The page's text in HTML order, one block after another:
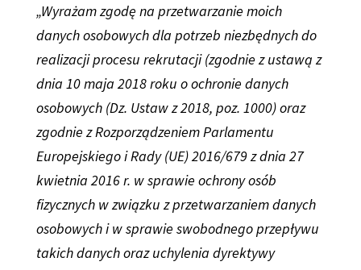
„Wyrażam zgodę na przetwarzanie moich
danych osobowych dla potrzeb niezbędnych do
realizacji procesu rekrutacji (zgodnie z ustawą z
dnia 10 maja 2018 roku o ochronie danych
osobowych (Dz. Ustaw z 2018, poz. 1000) oraz
zgodnie z Rozporządzeniem Parlamentu
Europejskiego i Rady (UE) 2016/679 z dnia 27
kwietnia 2016 r. w sprawie ochrony osób
fizycznych w związku z przetwarzaniem danych
osobowych i w sprawie swobodnego przepływu
takich danych oraz uchylenia dyrektywy